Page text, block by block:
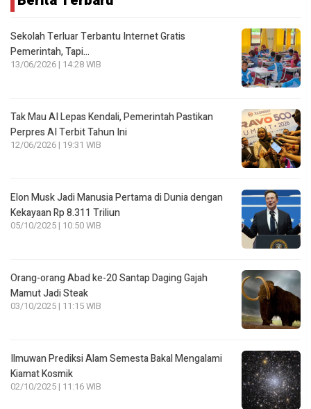
Sekolah Terluar Terbantu Internet Gratis
Pemerintah, Tapi…
13/06/2026 | 14:28 WIB
Tak Mau AI Lepas Kendali, Pemerintah Pastikan
Perpres AI Terbit Tahun Ini
12/06/2026 | 19:31 WIB
Elon Musk Jadi Manusia Pertama di Dunia dengan
Kekayaan Rp 8.311 Triliun
05/10/2025 | 10:50 WIB
Orang-orang Abad ke-20 Santap Daging Gajah
Mamut Jadi Steak
03/10/2025 | 11:15 WIB
Ilmuwan Prediksi Alam Semesta Bakal Mengalami
Kiamat Kosmik
02/10/2025 | 11:16 WIB